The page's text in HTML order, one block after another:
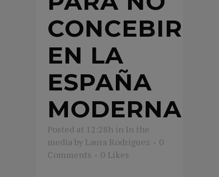
CONCEBIR
EN LA
ESPAÑA
MODERNA
Posted at 12:28h in In the
media by Laura Rodriguez
0
Comments
0 Likes